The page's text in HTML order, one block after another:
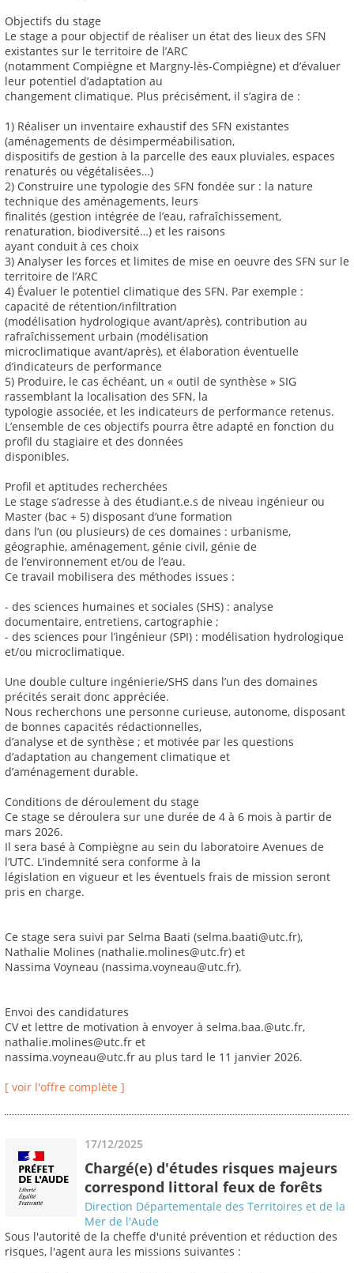
Objectifs du stage
Le stage a pour objectif de réaliser un état des lieux des SFN
existantes sur le territoire de l’ARC
(notamment Compiègne et Margny-lès-Compiègne) et d’évaluer
leur potentiel d’adaptation au
changement climatique. Plus précisément, il s’agira de :
1) Réaliser un inventaire exhaustif des SFN existantes
(aménagements de désimperméabilisation,
dispositifs de gestion à la parcelle des eaux pluviales, espaces
renaturés ou végétalisées…)
2) Construire une typologie des SFN fondée sur : la nature
technique des aménagements, leurs
finalités (gestion intégrée de l’eau, rafraîchissement,
renaturation, biodiversité…) et les raisons
ayant conduit à ces choix
3) Analyser les forces et limites de mise en oeuvre des SFN sur le
territoire de l’ARC
4) Évaluer le potentiel climatique des SFN. Par exemple :
capacité de rétention/infiltration
(modélisation hydrologique avant/après), contribution au
rafraîchissement urbain (modélisation
microclimatique avant/après), et élaboration éventuelle
d’indicateurs de performance
5) Produire, le cas échéant, un « outil de synthèse » SIG
rassemblant la localisation des SFN, la
typologie associée, et les indicateurs de performance retenus.
L’ensemble de ces objectifs pourra être adapté en fonction du
profil du stagiaire et des données
disponibles.
Profil et aptitudes recherchées
Le stage s’adresse à des étudiant.e.s de niveau ingénieur ou
Master (bac + 5) disposant d’une formation
dans l’un (ou plusieurs) de ces domaines : urbanisme,
géographie, aménagement, génie civil, génie de
de l’environnement et/ou de l’eau.
Ce travail mobilisera des méthodes issues :
- des sciences humaines et sociales (SHS) : analyse
documentaire, entretiens, cartographie ;
- des sciences pour l’ingénieur (SPI) : modélisation hydrologique
et/ou microclimatique.
Une double culture ingénierie/SHS dans l’un des domaines
précités serait donc appréciée.
Nous recherchons une personne curieuse, autonome, disposant
de bonnes capacités rédactionnelles,
d’analyse et de synthèse ; et motivée par les questions
d’adaptation au changement climatique et
d’aménagement durable.
Conditions de déroulement du stage
Ce stage se déroulera sur une durée de 4 à 6 mois à partir de
mars 2026.
Il sera basé à Compiègne au sein du laboratoire Avenues de
l’UTC. L’indemnité sera conforme à la
législation en vigueur et les éventuels frais de mission seront
pris en charge.
Ce stage sera suivi par Selma Baati (selma.baati@utc.fr),
Nathalie Molines (nathalie.molines@utc.fr) et
Nassima Voyneau (nassima.voyneau@utc.fr).
Envoi des candidatures
CV et lettre de motivation à envoyer à selma.baa.@utc.fr,
nathalie.molines@utc.fr et
nassima.voyneau@utc.fr au plus tard le 11 janvier 2026.
[ voir l'offre complète ]
17/12/2025
Chargé(e) d'études risques majeurs
correspond littoral feux de forêts
Direction Départementale des Territoires et de la
Mer de l'Aude
Sous l'autorité de la cheffe d'unité prévention et réduction des
risques, l'agent aura les missions suivantes :